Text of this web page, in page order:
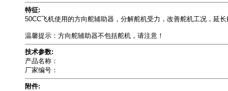
特征:
50CC飞机使用的方向舵辅助器，分解舵机受力，改善舵机工况，延
温馨提示：方向舵辅助器不包括舵机，请注意！
技术参数:
产品名称：
厂家编号：
附件: